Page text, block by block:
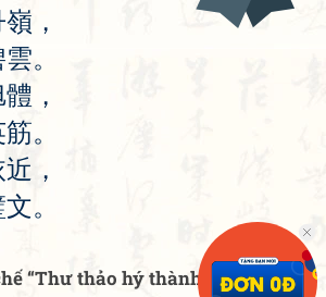
嶺 ，
雲。
體 ，
筋。
近 ，
文。
“Thư thảo hý thành”